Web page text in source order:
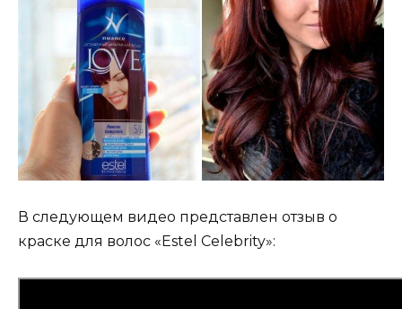
В следующем видео представлен отзыв о
краске для волос «Estel Celebrity»: